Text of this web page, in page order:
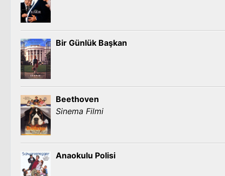
Bir Günlük Başkan
Beethoven
Sinema Filmi
Anaokulu Polisi